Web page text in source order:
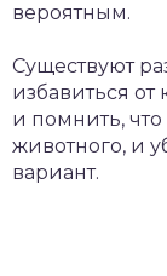
вероятным.
Существуют
избавиться от
и помнить,
животного, и
вариант.